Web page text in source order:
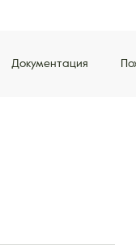
Документация